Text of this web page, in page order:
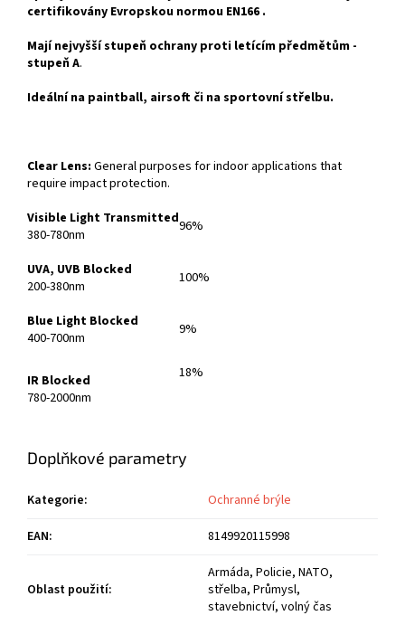
certifikovány Evropskou normou EN166 .
Mají nejvyšší stupeň ochrany proti letícím předmětům -
stupeň A.
Ideální na paintball, airsoft či na sportovní střelbu.
Clear Lens: General purposes for indoor applications that
require impact protection.
Visible Light Transmitted
380-780nm
96%
UVA, UVB Blocked
200-380nm
100%
Blue Light Blocked
400-700nm
9%
IR Blocked
780-2000nm
18%
Doplňkové parametry
Kategorie:
Ochranné brýle
EAN: 8149920115998
Oblast použití:
Armáda, Policie, NATO,
střelba, Průmysl,
stavebnictví, volný čas